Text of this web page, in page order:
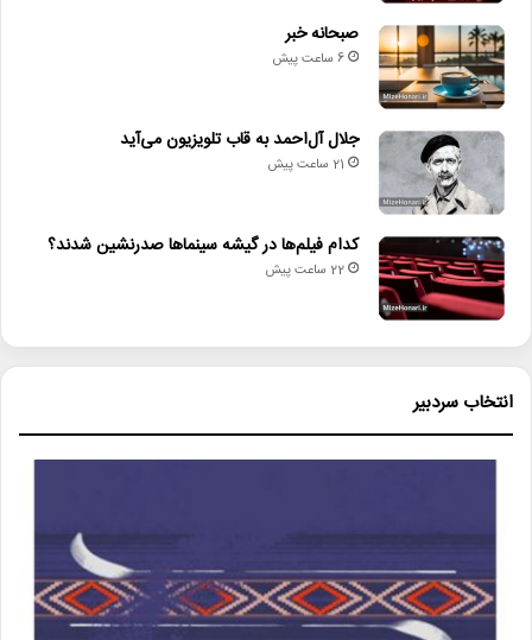
صبحانه خبر
6 ساعت پیش
جلال آل‌احمد به قاب تلویزیون می‌آید
21 ساعت پیش
کدام فیلم‌ها در گیشه سینماها صدرنشین شدند؟
22 ساعت پیش
انتخاب سردبیر